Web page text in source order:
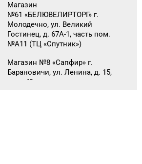
Магазин
№61 «БЕЛЮВЕЛИРТОРГ» г.
Молодечно, ул. Великий
Гостинец, д. 67А-1, часть пом.
№А11 (ТЦ «Спутник»)
Магазин №8 «Сапфир» г.
Барановичи, ул. Ленина, д. 15,
пом. 49